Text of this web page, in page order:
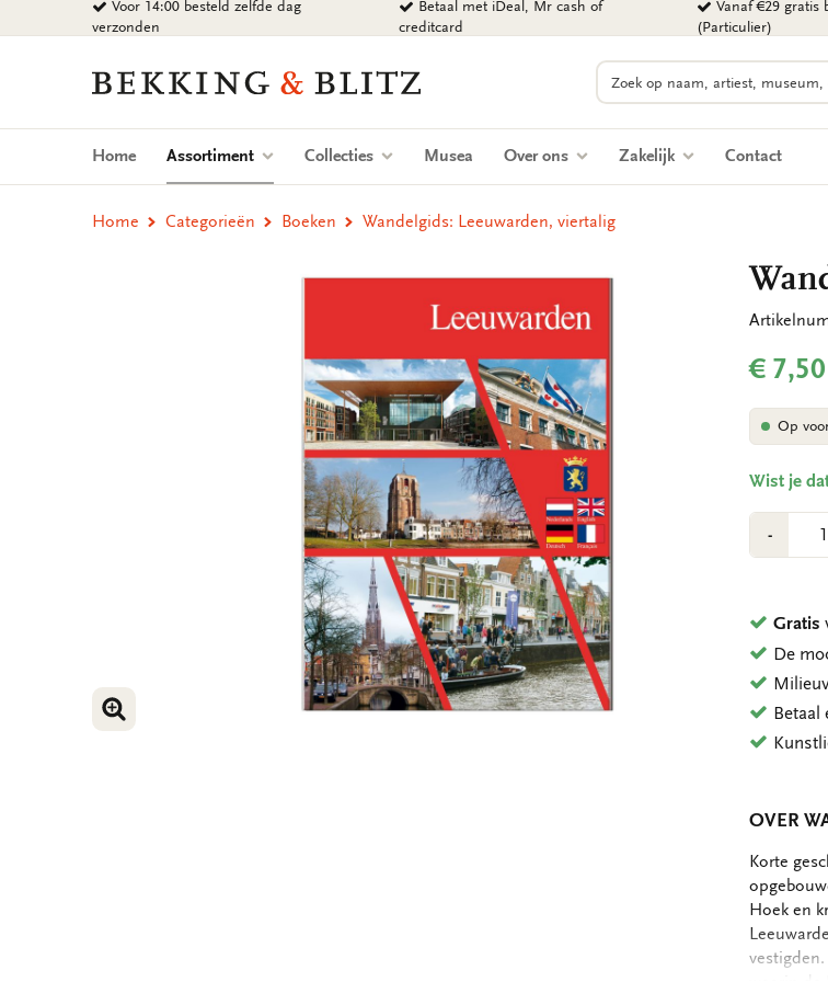
naar
Voor 14:00 besteld zelfde dag
verzonden
Betaal met iDeal, Mr cash of
creditcard
Vanaf €29 gratis
(Particulier)
Bekking
Blitz
Uitgevers
Zoeken
Home Assortiment (current)Collecties Musea Over ons Zakelijk Contact
Home Categorieën Boeken Wandelgids: Leeuwarden, viertalig
VERGROOT AFBEELDING
€ 7,50
Op
Wist je
-Min
1
Gratis
De
Betaal
OVER
Korte
Hoek en